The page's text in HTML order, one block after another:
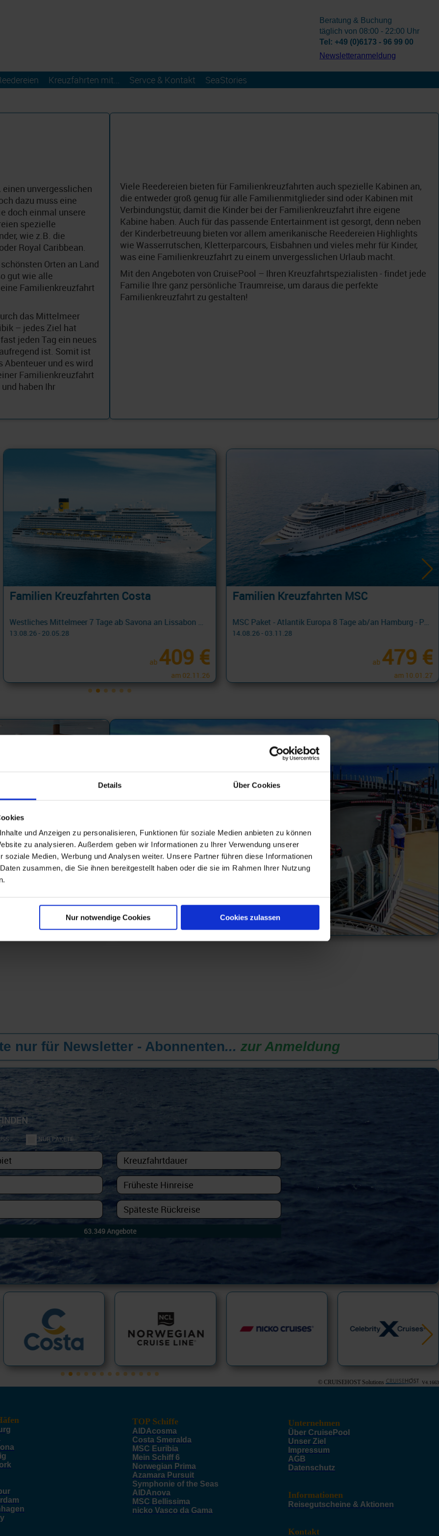
Details Über Cookies
und Anzeigen zu personalisieren, Funktionen für soziale Medien anbieten zu können
zu analysieren. Außerdem geben wir Informationen zu Ihrer Verwendung unserer
soziale Medien, Werbung und Analysen weiter. Unsere Partner führen diese Informationen
zusammen, die Sie ihnen bereitgestellt haben oder die sie im Rahmen Ihrer Nutzung
Nur notwendige Cookies Cookies zulassen
Kreuzfahrten mit... Servce & Kontakt SeaStories
Beratung & Buchung
täglich von 08:00 - 22:00 Uhr
Tel: +49 (0)6173 - 96 99 00
­Newsletteranmeldung
unvergesslichen
dazu muss eine
doch einmal unsere
spezielle
wie z.B. die
Royal Caribbean.
Orten an Land
gut wie alle
Familienkreuzfahrt
das Mittelmeer
– jedes Ziel hat
jeden Tag ein neues
ist. Somit ist
Abenteuer und es wird
Familienkreuzfahrt
haben Ihr
Viele Reedereien bieten für Familienkreuzfahrten auch spezielle Kabinen an,
die entweder groß genug für alle Familienmitglieder sind oder Kabinen mit
Verbindungstür, damit die Kinder bei der Familienkreuzfahrt ihre eigene
Kabine haben. Auch für das passende Entertainment ist gesorgt, denn neben
der Kinderbetreuung bieten vor allem amerikanische Reedereien Highlights
wie Wasserrutschen, Kletterparcours, Eisbahnen und vieles mehr für Kinder,
was eine Familienkreuzfahrt zu einem unvergesslichen Urlaub macht.
Mit den Angeboten von CruisePool – Ihren Kreuzfahrtspezialisten - findet jede
Familie Ihre ganz persönliche Traumreise, um daraus die perfekte
Familienkreuzfahrt zu gestalten!
Familien Kreuzfahrten Costa
Westliches Mittelmeer 7 Tage ab Savona an Lissabon mit Cashback
13.08.26 - 20.05.28
ab 409 €
am 02.11.26
Familien Kreuzfahrten MSC
MSC Paket - Atlantik Europa 8 Tage ab/an Hamburg - PROMO mit Cashback
14.08.26 - 03.11.28
ab 479 €
am 10.01.27
nur für Newsletter - Abonnenten... zur Anmeldung
NUR PAKETE
© CRUISEHOST Solutions V4.1663
TOP Schiffe
AIDAcosma
Costa Smeralda
MSC Euribia
Mein Schiff 6
Norwegian Prima
Azamara Pursuit
Symphonie of the Seas
AIDAnova
MSC Bellissima
nicko Vasco da Gama
Unternehmen
Über CruisePool
Unser Ziel
Impressum
AGB
Datenschutz
Informationen
Reisegutscheine & Aktionen
Kontakt